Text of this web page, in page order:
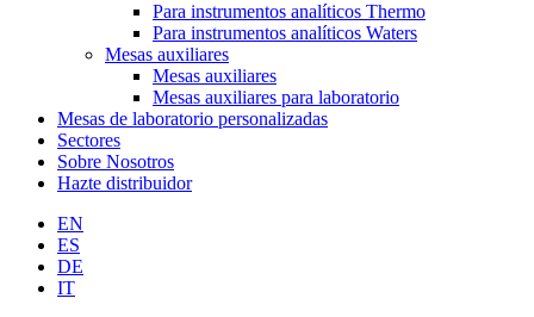
Para instrumentos analíticos Thermo
Para instrumentos analíticos Waters
Mesas auxiliares
Mesas auxiliares
Mesas auxiliares para laboratorio
Mesas de laboratorio personalizadas
Sectores
Sobre Nosotros
Hazte distribuidor
EN
ES
DE
IT